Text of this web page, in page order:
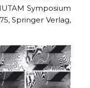
Symposium
Springer Verlag,